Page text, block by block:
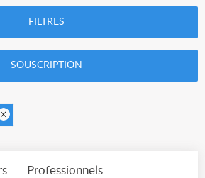
FILTRES
SOUSCRIPTION
Professionnels